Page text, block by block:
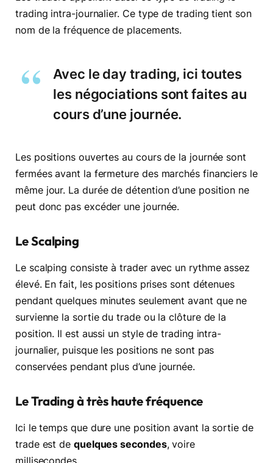
trading intra-journalier. Ce type de trading tient son
nom de la fréquence de placements.
Avec le day trading, ici toutes
les négociations sont faites au
cours d’une journée.
Les positions ouvertes au cours de la journée sont
fermées avant la fermeture des marchés financiers le
même jour. La durée de détention d’une position ne
peut donc pas excéder une journée.
Le Scalping
Le scalping consiste à trader avec un rythme assez
élevé. En fait, les positions prises sont détenues
pendant quelques minutes seulement avant que ne
survienne la sortie du trade ou la clôture de la
position. Il est aussi un style de trading intra-
journalier, puisque les positions ne sont pas
conservées pendant plus d’une journée.
Le Trading à très haute fréquence
Ici le temps que dure une position avant la sortie de
trade est de quelques secondes, voire